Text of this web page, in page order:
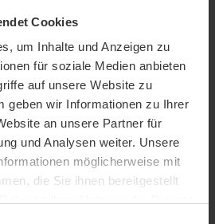
Cookies
um Inhalte und Anzeigen zu
für soziale Medien anbieten
auf unsere Website zu
geben wir Informationen zu Ihrer
an unsere Partner für
und Analysen weiter. Unsere
möglicherweise mit
die Sie ihnen bereitgestellt
Preis
94,87 €/ 1 L
In den Warenkorb
NUR WENIGE AM LAGER